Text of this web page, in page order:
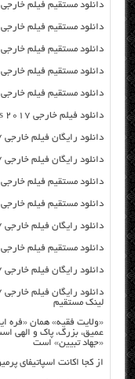
دانلود مستقیم فیلم خارجی From Straight As 2017 از سرور سایت
دانلود مستقیم فیلم خارجی Zeroville 2017 از سرور سایت
دانلود مستقیم فیلم خارجی The Mummy 2017 از سرور سایت
دانلود مستقیم فیلم خارجی The Fate of the Furious 2017 از سرور سایت
دانلود مستقیم فیلم خارجی Running Wild 2017 از سرور سایت
دانلود فیلم خارجی Rings 2017 از سرور سایت
دانلود رایگان فیلم خارجی Dunkirk 2017 با لینک مستقیم
دانلود رایگان فیلم خارجی Eloise 2017 با لینک مستقیم
دانلود مستقیم فیلم خارجی Essex Heist 2017 از سرور سایت
دانلود مستقیم فیلم خارجی Get the Girl 2017 از سرور سایت
دانلود رایگان فیلم خارجی iBoy 2017 با لینک مستقیم
دانلود مستقیم فیلم خارجی Justice League Dark 2017 از سرور سایت
دانلود رایگان فیلم خارجی Split 2017 با لینک مستقیم
لینک مستقیم
«ولایت فقیه» همان «فره
عمیق، بزرگ، پاک و الهی
«جهاد تبیین» است
از کجا اکانت اسپاتیفای پرمیوم بخریم؟